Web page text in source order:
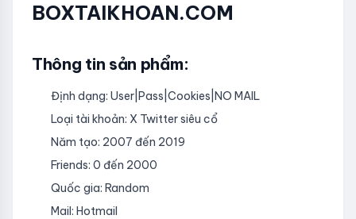
BOXTAIKHOAN.COM
Thông tin sản phẩm:
Định dạng: User|Pass|Cookies|NO MAIL
Loại tài khoản: X Twitter siêu cổ
Năm tạo: 2007 đến 2019
Friends: 0 đến 2000
Quốc gia: Random
Mail: Hotmail